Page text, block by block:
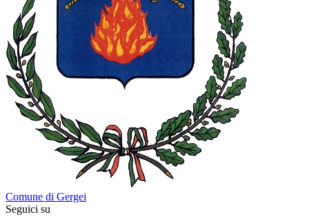
Comune di Gergei
Seguici su